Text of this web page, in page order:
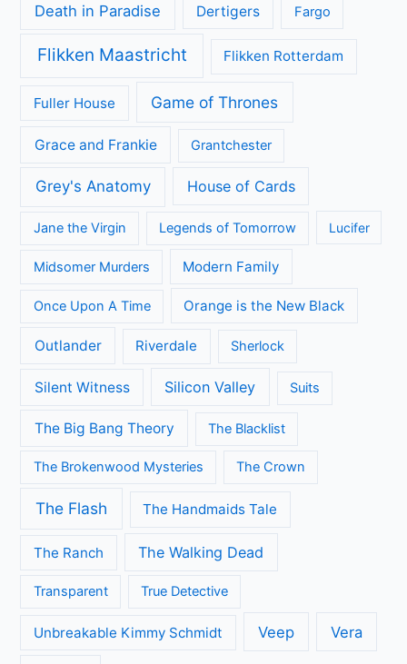
Death in Paradise Dertigers Fargo
Flikken Maastricht Flikken Rotterdam
Fuller House Game of Thrones
Grace and Frankie Grantchester
Grey's Anatomy House of Cards
Jane the Virgin Legends of Tomorrow Lucifer
Midsomer Murders Modern Family
Once Upon A Time Orange is the New Black
Outlander Riverdale Sherlock
Silent Witness Silicon Valley Suits
The Big Bang Theory The Blacklist
The Brokenwood Mysteries The Crown
The Flash The Handmaids Tale
The Ranch The Walking Dead
Transparent True Detective
Unbreakable Kimmy Schmidt Veep Vera